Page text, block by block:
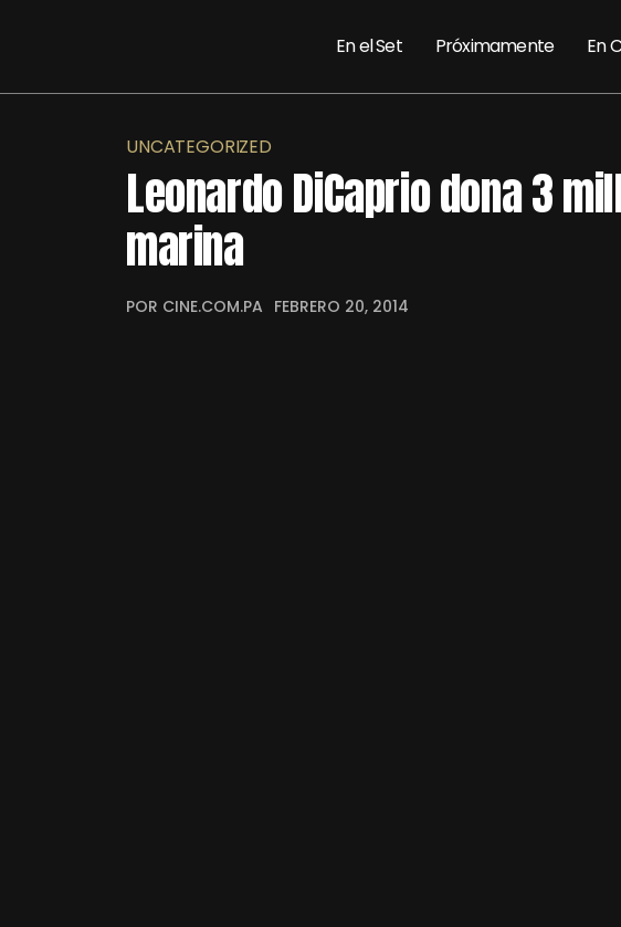
En el Set Próximamente En
UNCATEGORIZED
Leonardo DiCaprio dona 3
marina
POR CINE.COM.PA FEBRERO 20, 2014